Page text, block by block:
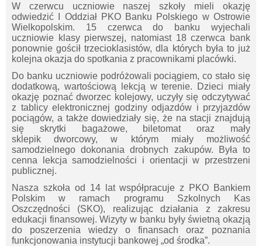
W czerwcu uczniowie naszej szkoły mieli okazję
odwiedzić I Oddział PKO Banku Polskiego w Ostrowie
Wielkopolskim. 15 czerwca do banku wyjechali
uczniowie klasy pierwszej, natomiast 18 czerwca bank
ponownie gościł trzecioklasistów, dla których była to już
kolejna okazja do spotkania z pracownikami placówki.
Do banku uczniowie podróżowali pociągiem, co stało się
dodatkową, wartościową lekcją w terenie. Dzieci miały
okazję poznać dworzec kolejowy, uczyły się odczytywać
z tablicy elektronicznej godziny odjazdów i przyjazdów
pociągów, a także dowiedziały się, że na stacji znajdują
się skrytki bagażowe, biletomat oraz mały
sklepik dworcowy, w którym miały możliwość
samodzielnego dokonania drobnych zakupów. Była to
cenna lekcja samodzielności i orientacji w przestrzeni
publicznej.
Nasza szkoła od 14 lat współpracuje z PKO Bankiem
Polskim w ramach programu Szkolnych Kas
Oszczędności (SKO), realizując działania z zakresu
edukacji finansowej. Wizyty w banku były świetną okazją
do poszerzenia wiedzy o finansach oraz poznania
funkcjonowania instytucji bankowej „od środka”.